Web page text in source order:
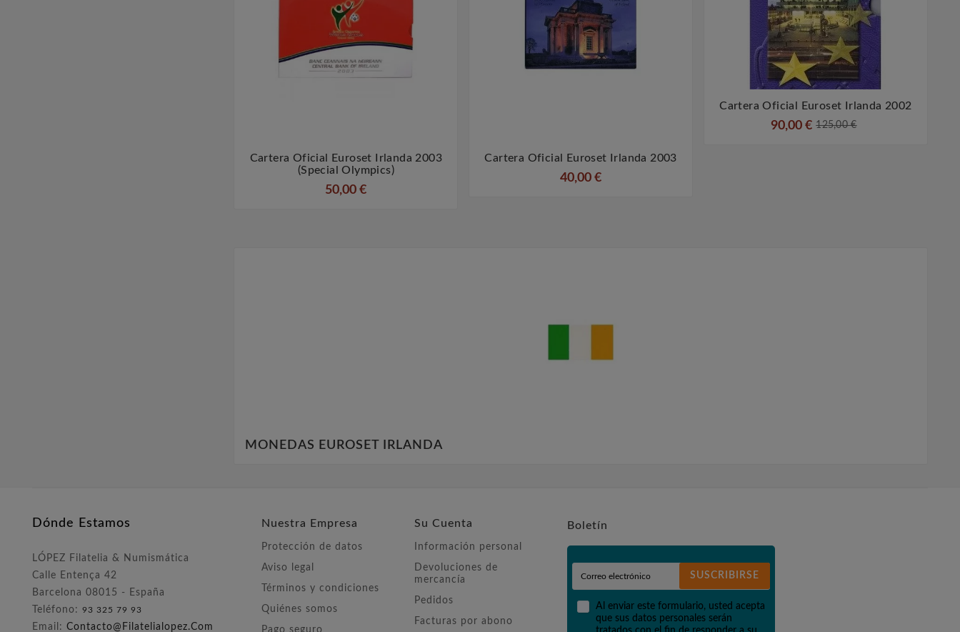
 
Cartera Oficial Euroset Irlanda 2003
(Special Olympics)
50,00 €
Cartera Oficial Euroset Irlanda 2003
40,00 €
Cartera Oficial Euroset Irlanda 2002
90,00 € 125,00 €
MONEDAS EUROSET IRLANDA
Dónde Estamos
LÓPEZ Filatelia & Numismática
Calle Entença 42
Barcelona 08015 - España
Teléfono: 93 325 79 93
Email: Contacto@filatelialopez.com
Nuestra Empresa
Protección de datos
Aviso legal
Términos y condiciones
Quiénes somos
Pago seguro
Su Cuenta
Información personal
Devoluciones de
mercancía
Pedidos
Facturas por abono
Boletín
SUSCRIBIRSE
Al enviar este formulario, usted acepta
que sus datos personales serán